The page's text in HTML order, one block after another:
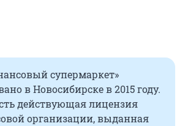
супермаркет»
в Новосибирске в 2015 году.
действующая лицензия
организации, выданная